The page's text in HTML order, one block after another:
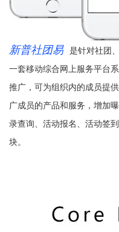
新普社团易
是针对社团
一套移动综合网上服务平台
推广，可为组织内的成员提
广成员的产品和服务，增加
录查询、活动报名、活动签
块。